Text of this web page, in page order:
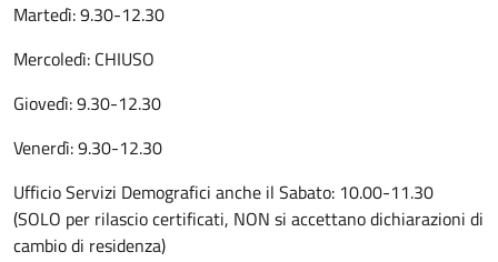
Martedì: 9.30-12.30
Mercoledì: CHIUSO
Giovedì: 9.30-12.30
Venerdì: 9.30-12.30
Ufficio Servizi Demografici anche il Sabato: 10.00-11.30
(SOLO per rilascio certificati, NON si accettano dichiarazioni di
cambio di residenza)